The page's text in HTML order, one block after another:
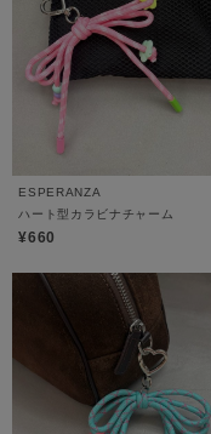
ESPERANZA
ハート型カラビナチャーム
¥660